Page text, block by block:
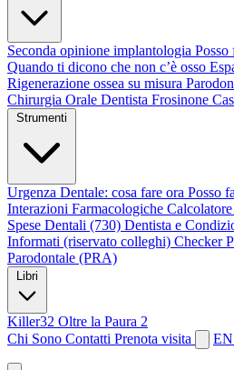
Seconda opinione implantologia Posso
Quando ti dicono che non c’è osso
Rigenerazione ossea su misura
Chirurgia Orale Dentista Frosinone
Urgenza Dentale: cosa fare ora Posso
Interazioni Farmacologiche
Spese Dentali (730) Dentista e
Informati (riservato colleghi) Checker
Parodontale (PRA)
Killer32 Oltre la Paura 2
Chi Sono Contatti Prenota visita EN